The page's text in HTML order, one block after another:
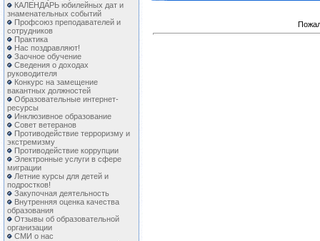
КАЛЕНДАРЬ юбилейных дат и
знаменательных событий
Профсоюз преподавателей и
сотрудников
Практика
Нас поздравляют!
Заочное обучение
Сведения о доходах
руководителя
Конкурс на замещение
вакантных должностей
Образовательные интернет-
ресурсы
Инклюзивное образование
Совет ветеранов
Противодействие терроризму и
экстремизму
Противодействие коррупции
Электронные услуги в сфере
миграции
Летние курсы для детей и
подростков!
Закупочная деятельность
Внутренняя оценка качества
образования
Отзывы об образовательной
организации
СМИ о нас